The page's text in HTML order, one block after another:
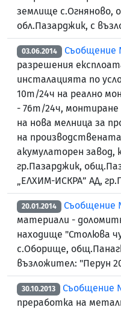
землище с.Огняново,
обл.Пазарджик, с
03.06.2014 Съобщение
разрешения
инсталацията по
10т/24ч на реално
- 76т/24ч, монтиране
на нова мелница за
на
акумулаторен завод,
гр.Пазарджик,
„ЕЛХИМ-ИСКРА” АД,
20.01.2014 Съобщение
материали -
находище "Столюва
с.Оборище,
възложител: "Перун
30.10.2013 Съобщение
преработка на